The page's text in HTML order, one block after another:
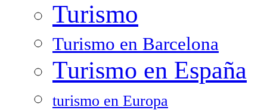
Turismo
Turismo en Barcelona
Turismo en España
turismo en Europa